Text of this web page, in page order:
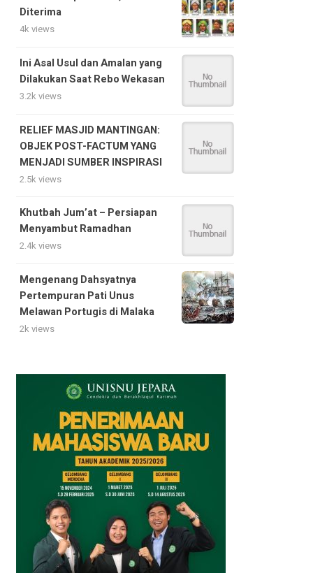
Diterima
4k views
Ini Asal Usul dan Amalan yang
Dilakukan Saat Rebo Wekasan
3.2k views
RELIEF MASJID MANTINGAN:
OBJEK POST-FACTUM YANG
MENJADI SUMBER INSPIRASI
2.5k views
Khutbah Jum’at – Persiapan
Menyambut Ramadhan
2.4k views
Mengenang Dahsyatnya
Pertempuran Pati Unus
Melawan Portugis di Malaka
2k views